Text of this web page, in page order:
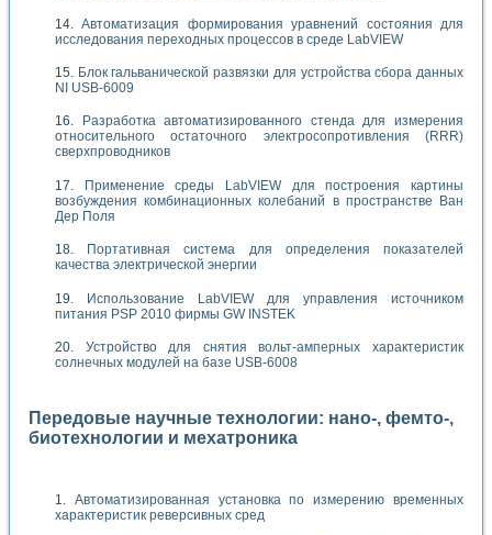
Автоматизация формирования уравнений состояния для
исследования переходных процессов в среде LabVIEW
Блок гальванической развязки для устройства сбора данных
NI USB-6009
Разработка автоматизированного стенда для измерения
относительного остаточного электросопротивления (RRR)
сверхпроводников
Применение среды LabVIEW для построения картины
возбуждения комбинационных колебаний в пространстве Ван
Дер Поля
Портативная система для определения показателей
качества электрической энергии
Использование LabVIEW для управления источником
питания PSP 2010 фирмы GW INSTEK
Устройство для снятия вольт-амперных характеристик
солнечных модулей на базе USB-6008
Передовые научные технологии: нано-, фемто-,
биотехнологии и мехатроника
Автоматизированная установка по измерению временных
характеристик реверсивных сред